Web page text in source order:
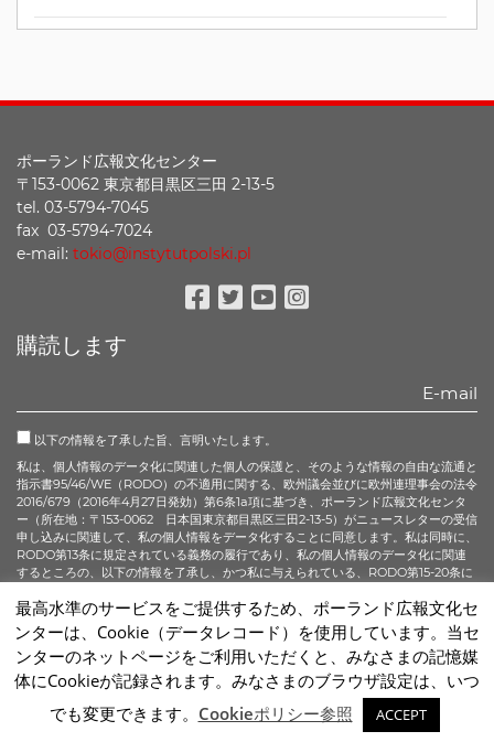
ポーランド広報文化センター
〒153-0062 東京都目黒区三田 2-13-5
tel. 03-5794-7045
fax 03-5794-7024
e-mail: tokio@instytutpolski.pl
購読します
以下の情報を了承した旨、言明いたします。
私は、個人情報のデータ化に関連した個人の保護と、そのような情報の自由な流通と
指示書95/46/WE（RODO）の不適用に関する、欧州議会並びに欧州連理事会の法令
2016/679（2016年4月27日発効）第6条1a項に基づき、ポーランド広報文化センタ
ー（所在地：〒153-0062 日本国東京都目黒区三田2-13-5）がニュースレターの受信
申し込みに関連して、私の個人情報をデータ化することに同意します。私は同時に、
RODO第13条に規定されている義務の履行であり、私の個人情報のデータ化に関連
するところの、以下の情報を了承し、かつ私に与えられている、RODO第15-20条に
購読する
sm32 STUDIO
最高水準のサービスをご提供するため、ポーランド広報文化セ
ンターは、Cookie（データレコード）を使用しています。当セ
ンターのネットページをご利用いただくと、みなさまの記憶媒
体にCookieが記録されます。みなさまのブラウザ設定は、いつ
でも変更できます。 Cookieポリシー参照 ACCEPT